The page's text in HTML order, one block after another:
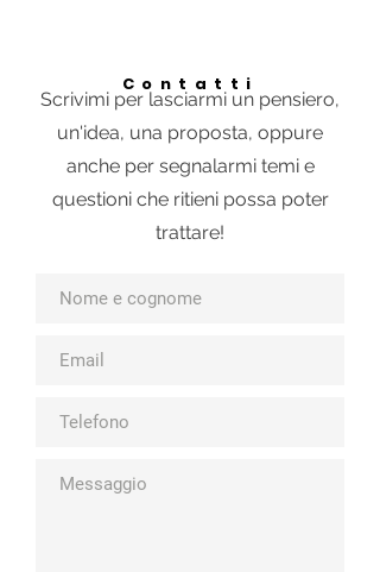
Contatti
Scrivimi per lasciarmi un pensiero,
un'idea, una proposta, oppure
anche per segnalarmi temi e
questioni che ritieni possa poter
trattare!